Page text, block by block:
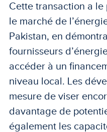
Cette transaction a
le marché de
Pakistan, en
fournisseurs
accéder à un
niveau local. Les
mesure de viser
davantage de
également les